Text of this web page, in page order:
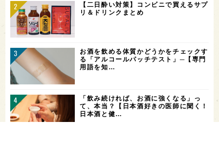
【二日酔い対策】コンビニで買えるサプ
リ＆ドリンクまとめ
お酒を飲める体質かどうかをチェックす
る「アルコールパッチテスト」─【専門
用語を知…
「飲み続ければ、お酒に強くなる」っ
て、本当？【日本酒好きの医師に聞く！
日本酒と健…